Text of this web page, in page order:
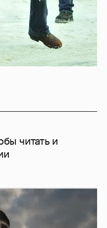
читать и